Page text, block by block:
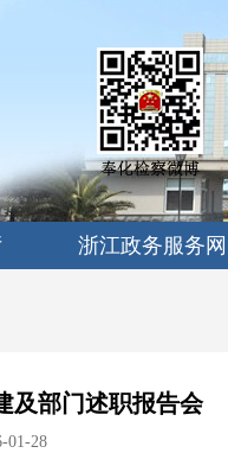
浙江政务服务网
及部门述职报告会
01-28